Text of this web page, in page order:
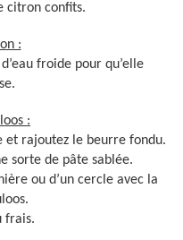
citron confits.
:
froide pour qu’elle
:
et rajoutez le beurre fondu.
sorte de pâte sablée.
ou d’un cercle avec la
frais.